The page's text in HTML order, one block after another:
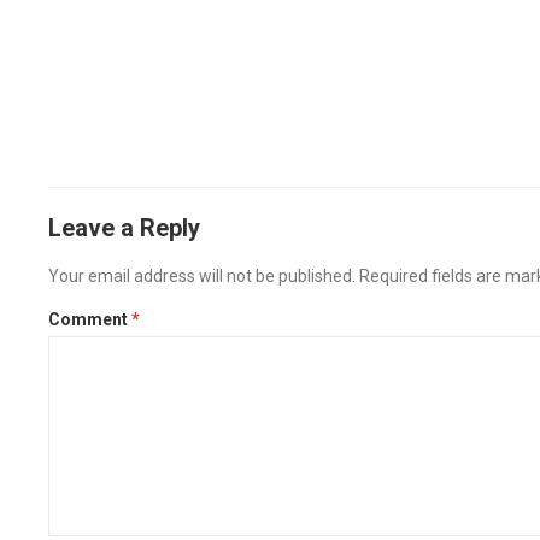
Leave a Reply
Your email address will not be published. Required fields are
Comment*